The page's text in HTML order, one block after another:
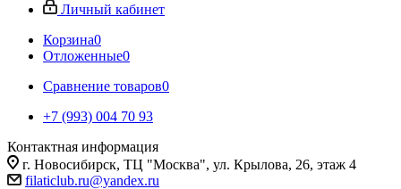
Личный кабинет
Корзина0
Отложенные0
Сравнение товаров0
+7 (993) 004 70 93
Контактная информация
г. Новосибирск, ТЦ "Москва", ул. Крылова, 26, этаж 4
filaticlub.ru@yandex.ru